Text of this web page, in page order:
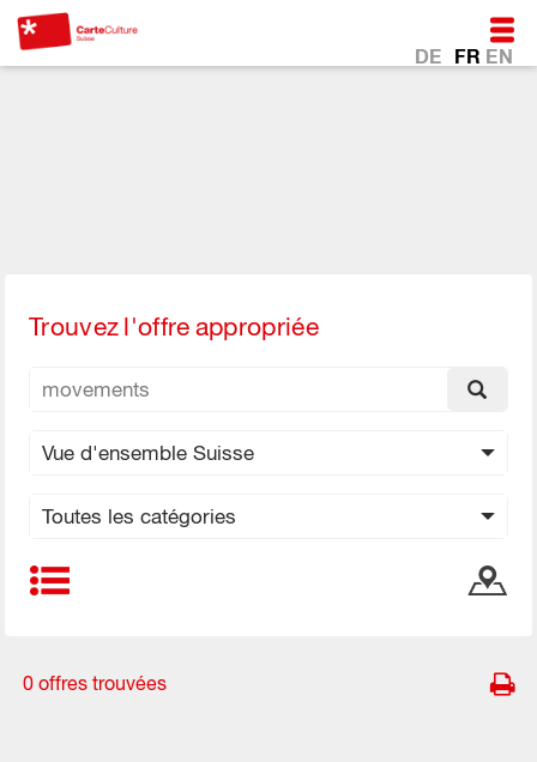
DE FR EN
Trouvez l'offre appropriée
0 offres trouvées